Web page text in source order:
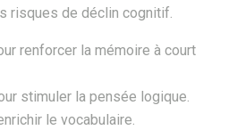
risques de déclin cognitif.
renforcer la mémoire à court
stimuler la pensée logique.
le vocabulaire.